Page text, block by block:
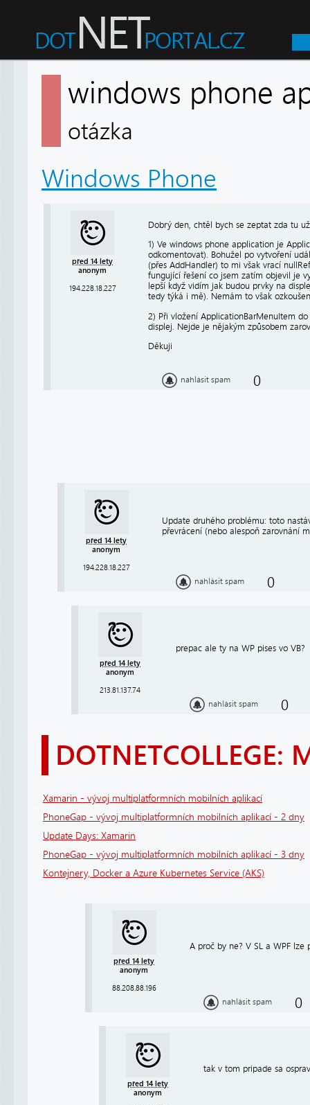
windows phone
otázka
Windows Phone
před 14 lety
anonym
194.228.18.227
Dobrý den, chtěl bych se zeptat zda tu
1) Ve windows phone application je
odkomentovat). Bohužel po vytvoření
(přes AddHandler) to mi však vrací
fungující řešení co jsem zatím objevil je
lepší když vidím jak budou prvky na
tedy týká i mě). Nemám to však
2) Při vložení ApplicationBarMenuItem
displej. Nejde je nějakým způsobem
Děkuji
nahlásit spam 0
před 14 lety
anonym
194.228.18.227
Update druhého problému: toto
převrácení (nebo alespoň zarovnání
nahlásit spam 0
před 14 lety
anonym
213.81.137.74
prepac ale ty na WP pises vo VB?
nahlásit spam 0
DOTNETCOLLEGE:
Xamarin - vývoj multiplatformních mobilních aplikací
PhoneGap - vývoj multiplatformních mobilních aplikací - 2 dny
Update Days: Xamarin
PhoneGap - vývoj multiplatformních mobilních aplikací - 3 dny
Kontejnery, Docker a Azure Kubernetes Service (AKS)
před 14 lety
anonym
88.208.88.196
A proč by ne? V SL a WPF lze
nahlásit spam 0
před 14 lety
anonym
tak v tom pripade sa